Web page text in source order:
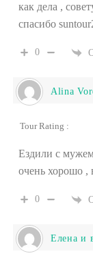
как дела ,
спасибо
0
Alina
Tour Rating :
Ездили с
очень хорошо ,
0
Елена и